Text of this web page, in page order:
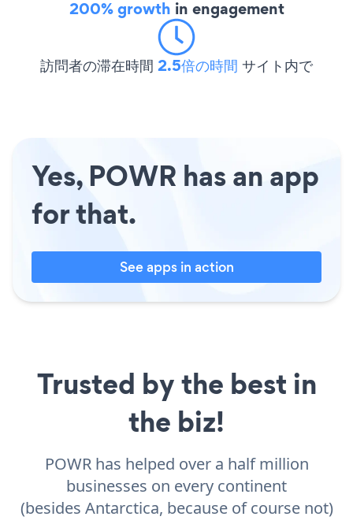
200% growth in engagement
訪問者の滞在時間 2.5倍の時間 サイト内で
Yes, POWR has an app
for that.
See apps in action
Trusted by the best in
the biz!
POWR has helped over a half million
businesses on every continent
(besides Antarctica, because of course not)